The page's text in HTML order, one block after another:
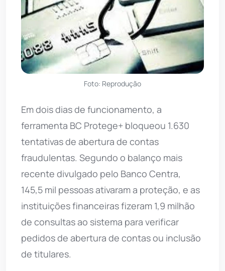
Foto: Reprodução
Em dois dias de funcionamento, a
ferramenta BC Protege+ bloqueou 1.630
tentativas de abertura de contas
fraudulentas. Segundo o balanço mais
recente divulgado pelo Banco Centra,
145,5 mil pessoas ativaram a proteção, e as
instituições financeiras fizeram 1,9 milhão
de consultas ao sistema para verificar
pedidos de abertura de contas ou inclusão
de titulares.